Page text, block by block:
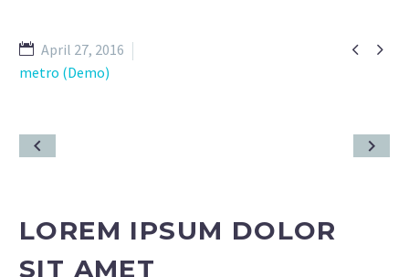
 
April 27, 2016
metro (Demo)
LOREM IPSUM DOLOR
SIT AMET